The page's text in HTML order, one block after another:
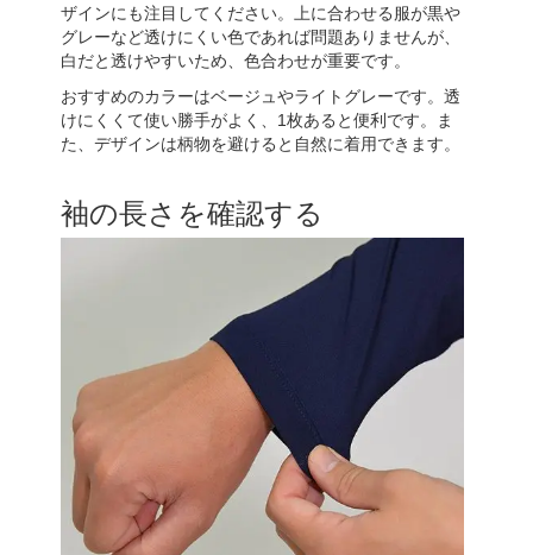
ザインにも注目してください。上に合わせる服が黒や
グレーなど透けにくい色であれば問題ありませんが、
白だと透けやすいため、色合わせが重要です。
おすすめのカラーはベージュやライトグレーです。透
けにくくて使い勝手がよく、1枚あると便利です。ま
た、デザインは柄物を避けると自然に着用できます。
袖の長さを確認する